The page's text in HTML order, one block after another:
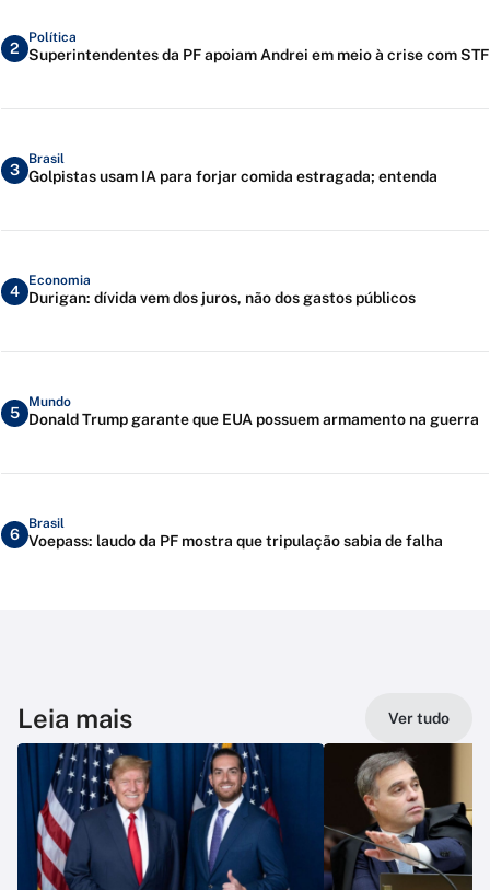
2
Política
Superintendentes da PF apoiam Andrei em meio à crise com STF
3
Brasil
Golpistas usam IA para forjar comida estragada; entenda
4
Economia
Durigan: dívida vem dos juros, não dos gastos públicos
5
Mundo
Donald Trump garante que EUA possuem armamento na guerra
6
Brasil
Voepass: laudo da PF mostra que tripulação sabia de falha
Leia mais Ver tudo